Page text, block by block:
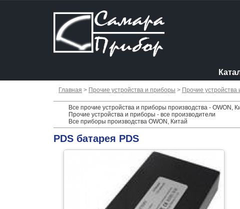
Главная > Прочие устройства и приборы > Прочие устройства
Все прочие устройства и приборы производства - OWON,
Прочие устройства и приборы - все производители
Все приборы производства OWON, Китай
PDS батарея PDS